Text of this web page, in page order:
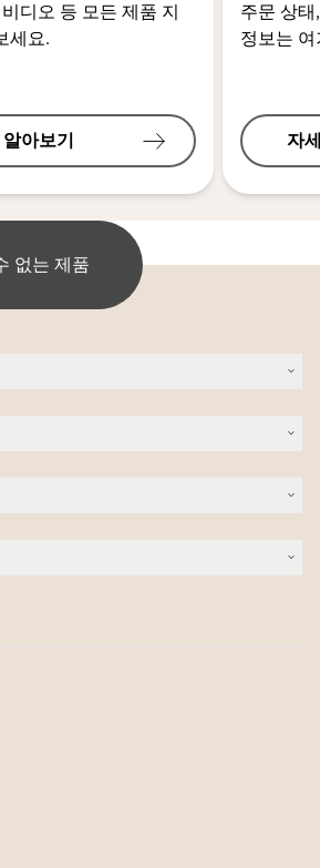
디오 등 모든 제품 지
세요.
아보기
주문 상
정보는
자
없는 제품
정책